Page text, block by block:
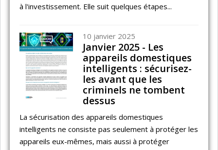
à l'investissement. Elle suit quelques étapes...
10 janvier 2025
Janvier 2025 - Les
appareils domestiques
intelligents : sécurisez-
les avant que les
criminels ne tombent
dessus
La sécurisation des appareils domestiques
intelligents ne consiste pas seulement à protéger les
appareils eux-mêmes, mais aussi à protéger